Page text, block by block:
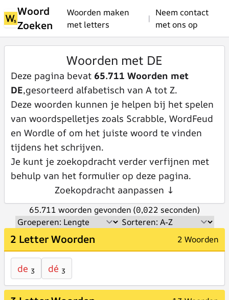
Woord
Zoeken
Woorden maken
met letters
|
Neem contact
met ons op
Woorden met DE
Deze pagina bevat 65.711 Woorden met
DE,gesorteerd alfabetisch van A tot Z.
Deze woorden kunnen je helpen bij het spelen
van woordspelletjes zoals Scrabble, WordFeud
en Wordle of om het juiste woord te vinden
tijdens het schrijven.
Je kunt je zoekopdracht verder verfijnen met
behulp van het formulier op deze pagina.
Zoekopdracht aanpassen ↓
65.711 woorden gevonden (0,022 seconden)
2 Letter Woorden 2 Woorden
de 3 dé 3